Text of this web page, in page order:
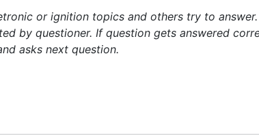
or ignition topics and others try to
by questioner. If question gets answered
asks next question.